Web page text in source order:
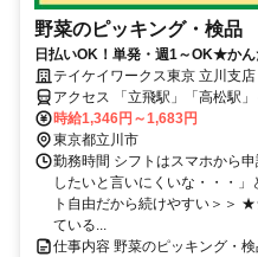
野菜のピッキング・検品
日払いOK！単発・週1～OK★か
友達との応募歓迎！
テイケイワークス東京 立川支店
アクセス 「立飛駅」「高松駅
時給1,346円～1,683円
東京都立川市
勤務時間 シフトはスマホから
したいと言いにくいな・・・
ト自由だから続けやすい＞＞
ている...
仕事内容 野菜のピッキング・検